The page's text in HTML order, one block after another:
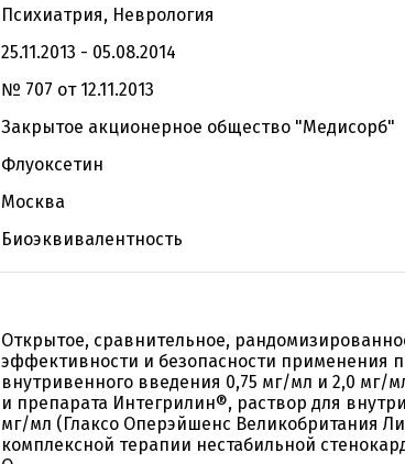
Психиатрия, Неврология
25.11.2013 - 05.08.2014
№ 707 от 12.11.2013
Закрытое акционерное общество "Медисорб"
Флуоксетин
Москва
Биоэквивалентность
Открытое, сравнительное,
эффективности и безопасности применения
внутривенного введения 0,75 мг/мл и 2,0 мг/
и препарата Интегрилин®, раствор для
мг/мл (Глаксо Оперэйшенс Великобритания
комплексной терапии нестабильной